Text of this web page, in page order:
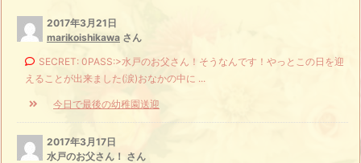
2017年3月21日
marikoishikawa さん
SECRET: 0PASS:>水戸のお父さん！そうなんです！やっとこの日を迎
えることが出来ました(涙)おなかの中に ...
今日で最後の幼稚園送迎
2017年3月17日
水戸のお父さん！ さん